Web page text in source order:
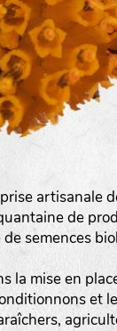
artisanale
de
semences
la mise en
et